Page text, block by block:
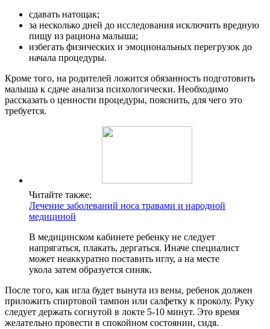
сдавать натощак;
за несколько дней до исследования исключить вредную
пищу из рациона малыша;
избегать физических и эмоциональных перегрузок до
начала процедуры.
Кроме того, на родителей ложится обязанность подготовить
малыша к сдаче анализа психологически. Необходимо
рассказать о ценности процедуры, пояснить, для чего это
требуется.
Читайте также:
Лечение заболеваний носа травами и народной
медициной
В медицинском кабинете ребенку не следует
напрягаться, плакать, дергаться. Иначе специалист
может неаккуратно поставить иглу, а на месте
укола затем образуется синяк.
После того, как игла будет вынута из вены, ребенок должен
приложить спиртовой тампон или салфетку к проколу. Руку
следует держать согнутой в локте 5-10 минут. Это время
желательно провести в спокойном состоянии, сидя.